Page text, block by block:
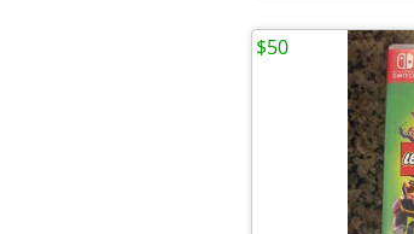
$50